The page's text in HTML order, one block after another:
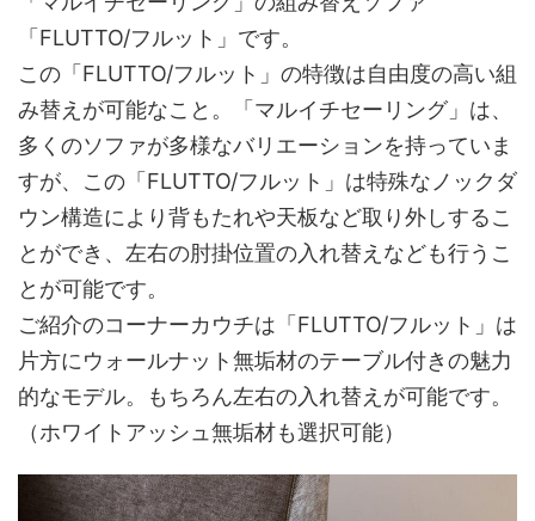
「FLUTTO/フルット」です。
この「FLUTTO/フルット」の特徴は自由度の高い組
み替えが可能なこと。「マルイチセーリング」は、
多くのソファが多様なバリエーションを持っていま
すが、この「FLUTTO/フルット」は特殊なノックダ
ウン構造により背もたれや天板など取り外しするこ
とができ、左右の肘掛位置の入れ替えなども行うこ
とが可能です。
ご紹介のコーナーカウチは「FLUTTO/フルット」は
片方にウォールナット無垢材のテーブル付きの魅力
的なモデル。もちろん左右の入れ替えが可能です。
（ホワイトアッシュ無垢材も選択可能）